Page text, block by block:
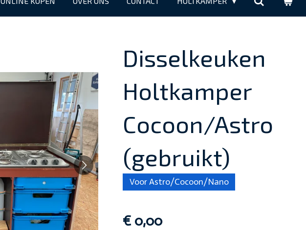
Disselkeuken
Holtkamper
Cocoon/Astro
(gebruikt)
Voor Astro/Cocoon/Nano
€ 0,00